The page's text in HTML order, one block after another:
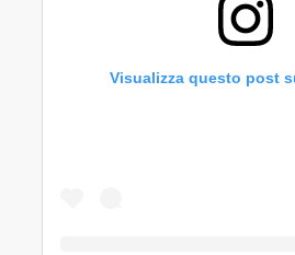
Visualizza questo post